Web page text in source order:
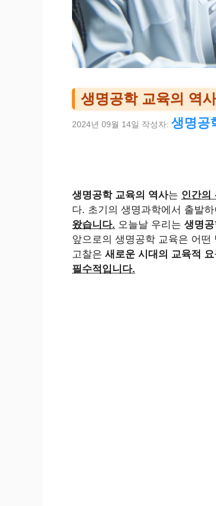
생명공학 교육의 역
2024년 09월 14일 작성자: 생명공
생명공학 교육의 역사는 인간의
다. 초기의 생명과학에서 출발하
왔습니다. 오늘날 우리는 생명
앞으로의 생명공학 교육은 어
고찰은 새로운 시대의 교육적
필수적입니다.